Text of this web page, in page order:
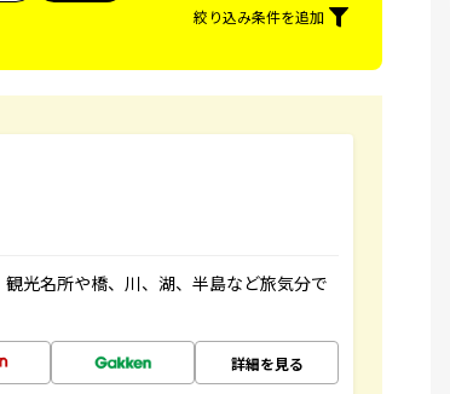
絞り込み条件を追加
光名所や橋、川、湖、半島など旅気分で
詳細を見る